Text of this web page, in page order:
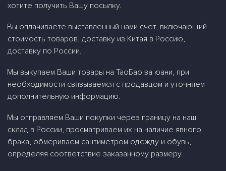
хотите получить Вашу посылку.
Вы оплачиваете выставленный нами счет, включающий
стоимость товаров, доставку из Китая в Россию,
доставку по России.
Мы выкупаем Ваши товары на ТаоБао за юани, при
необходимости связываемся с продавцом и уточняем
дополнительную информацию.
Мы отправляем Ваши покупки через границу на наш
склад в России, просматриваем их на наличие явного
брака, обмериваем сантиметром одежду и обувь,
определяя соответствие заказанному размеру.